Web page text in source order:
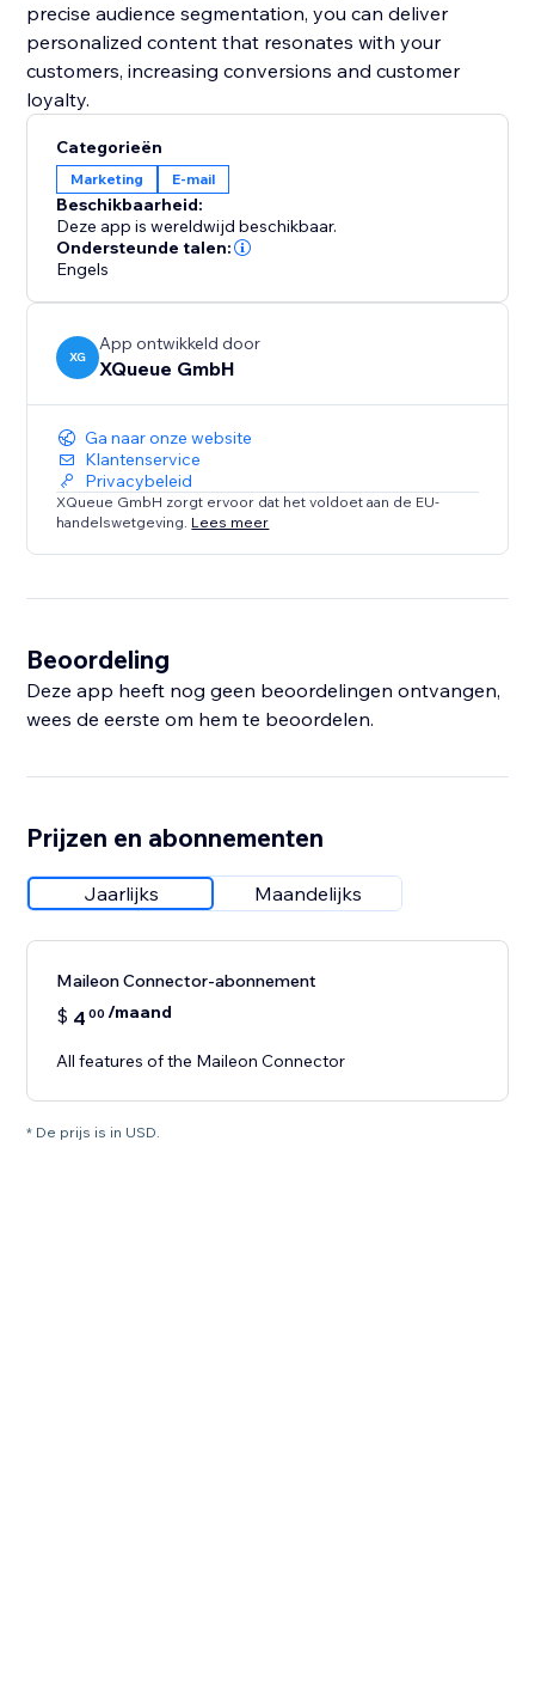
precise audience segmentation, you can deliver
personalized content that resonates with your
customers, increasing conversions and customer
loyalty.
Categorieën
Marketing E-mail
Beschikbaarheid:
Deze app is wereldwijd beschikbaar.
Ondersteunde talen:
Engels
XG
App ontwikkeld door
XQueue GmbH
Ga naar onze website
Klantenservice
Privacybeleid
XQueue GmbH zorgt ervoor dat het voldoet aan de EU-
handelswetgeving. Lees meer
Beoordeling
Deze app heeft nog geen beoordelingen ontvangen,
wees de eerste om hem te beoordelen.
Prijzen en abonnementen
Jaarlijks Maandelijks
Maileon Connector-abonnement
$ 4 00 /maand
All features of the Maileon Connector
* De prijs is in USD.